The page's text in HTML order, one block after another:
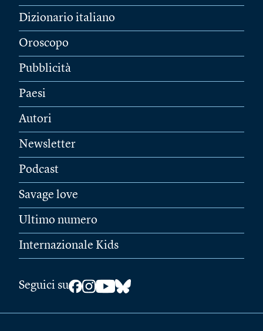
Dizionario italiano
Oroscopo
Pubblicità
Paesi
Autori
Newsletter
Podcast
Savage love
Ultimo numero
Internazionale Kids
Seguici su